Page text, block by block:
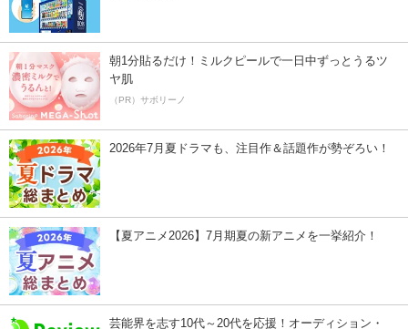
朝1分貼るだけ！ミルクピールで一日中ずっとうるツ
ヤ肌
（PR）サボリーノ
2026年7月夏ドラマも、注目作＆話題作が勢ぞろい！
【夏アニメ2026】7月期夏の新アニメを一挙紹介！
芸能界を志す10代～20代を応援！オーディション・